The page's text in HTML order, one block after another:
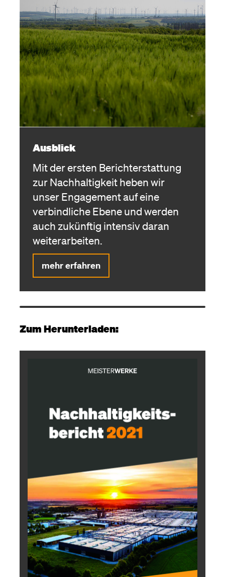
Ausblick
Mit der ersten Berichterstattung
zur Nachhaltigkeit heben wir
unser Engagement auf eine
verbindliche Ebene und werden
auch zukünftig intensiv daran
weiterarbeiten.
mehr erfahren
Zum Herunterladen: